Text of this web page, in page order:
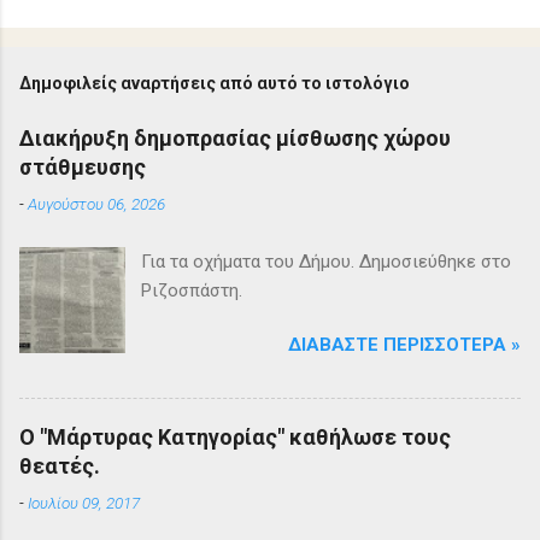
Δημοφιλείς αναρτήσεις από αυτό το ιστολόγιο
Διακήρυξη δημοπρασίας μίσθωσης χώρου
στάθμευσης
-Αυγούστου 06, 2026
Για τα οχήματα του Δήμου. Δημοσιεύθηκε στο
Ριζοσπάστη.
ΔΙΑΒΆΣΤΕ ΠΕΡΙΣΣΌΤΕΡΑ »
Ο "Μάρτυρας Κατηγορίας" καθήλωσε τους
θεατές.
-Ιουλίου 09, 2017